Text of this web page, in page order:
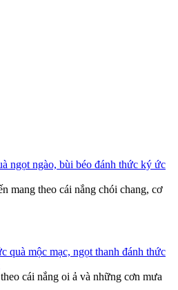
ngọt ngào, bùi béo đánh thức ký ức
mang theo cái nắng chói chang, cơ
quà mộc mạc, ngọt thanh đánh thức
cái nắng oi ả và những cơn mưa